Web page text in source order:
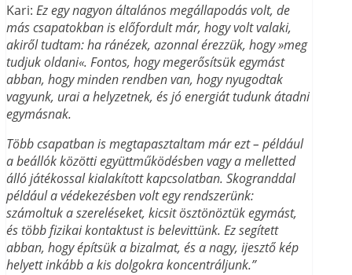
Kari: Ez egy nagyon általános megállapodás volt, de
más csapatokban is előfordult már, hogy volt valaki,
akiről tudtam: ha ránézek, azonnal érezzük, hogy »meg
tudjuk oldani«. Fontos, hogy megerősítsük egymást
abban, hogy minden rendben van, hogy nyugodtak
vagyunk, urai a helyzetnek, és jó energiát tudunk átadni
egymásnak.
Több csapatban is megtapasztaltam már ezt – például
a beállók közötti együttműködésben vagy a melletted
álló játékossal kialakított kapcsolatban. Skogranddal
például a védekezésben volt egy rendszerünk:
számoltuk a szereléseket, kicsit ösztönöztük egymást,
és több fizikai kontaktust is belevittünk. Ez segített
abban, hogy építsük a bizalmat, és a nagy, ijesztő kép
helyett inkább a kis dolgokra koncentráljunk.”